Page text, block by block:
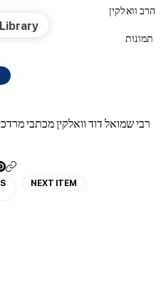
הרב וואלקין
תמונות
רבי שמואל דוד וואלקין מכתבי מרדכי
NEXT ITEM